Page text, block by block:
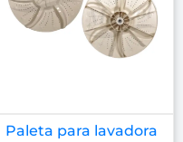
Paleta para lavadora